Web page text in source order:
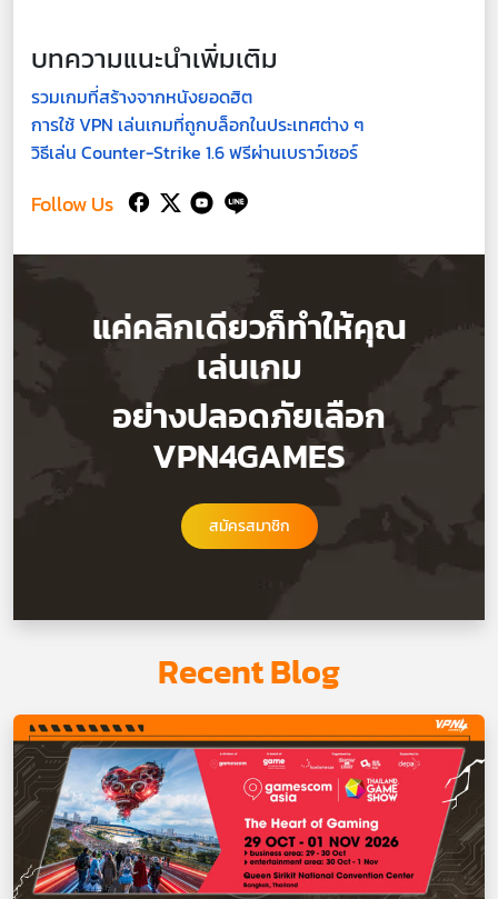
บทความแนะนำเพิ่มเติม
รวมเกมที่สร้างจากหนังยอดฮิต
การใช้ VPN เล่นเกมที่ถูกบล็อกในประเทศต่าง ๆ
วิธีเล่น Counter-Strike 1.6 ฟรีผ่านเบราว์เซอร์
Follow Us
แค่คลิกเดียวก็ทำให้คุณ
เล่นเกม
อย่างปลอดภัยเลือก
VPN4GAMES
สมัครสมาชิก
Recent Blog